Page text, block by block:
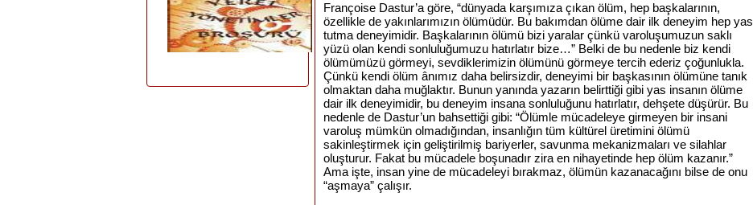
Françoise Dastur’a göre, “dünyada karşımıza çıkan ölüm, hep başkalarının,
özellikle de yakınlarımızın ölümüdür. Bu bakımdan ölüme dair ilk deneyim hep yas
tutma deneyimidir. Başkalarının ölümü bizi yaralar çünkü varoluşumuzun saklı
yüzü olan kendi sonluluğumuzu hatırlatır bize…” Belki de bu nedenle biz kendi
ölümümüzü görmeyi, sevdiklerimizin ölümünü görmeye tercih ederiz çoğunlukla.
Çünkü kendi ölüm ânımız daha belirsizdir, deneyimi bir başkasının ölümüne tanık
olmaktan daha muğlaktır. Bunun yanında yazarın belirttiği gibi yas insanın ölüme
dair ilk deneyimidir, bu deneyim insana sonluluğunu hatırlatır, dehşete düşürür. Bu
nedenle de Dastur’un bahsettiği gibi: “Ölümle mücadeleye girmeyen bir insani
varoluş mümkün olmadığından, insanlığın tüm kültürel üretimini ölümü
sakinleştirmek için geliştirilmiş bariyerler, savunma mekanizmaları ve silahlar
oluşturur. Fakat bu mücadele boşunadır zira en nihayetinde hep ölüm kazanır.”
Ama işte, insan yine de mücadeleyi bırakmaz, ölümün kazanacağını bilse de onu
“aşmaya” çalışır.